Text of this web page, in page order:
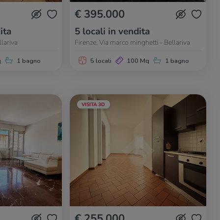
1 bagno
€ 395.000
5 locali in vendita
Firenze, Via marco minghetti - Bellariva
5 locali 100 Mq 1 bagno
VISITA 3D